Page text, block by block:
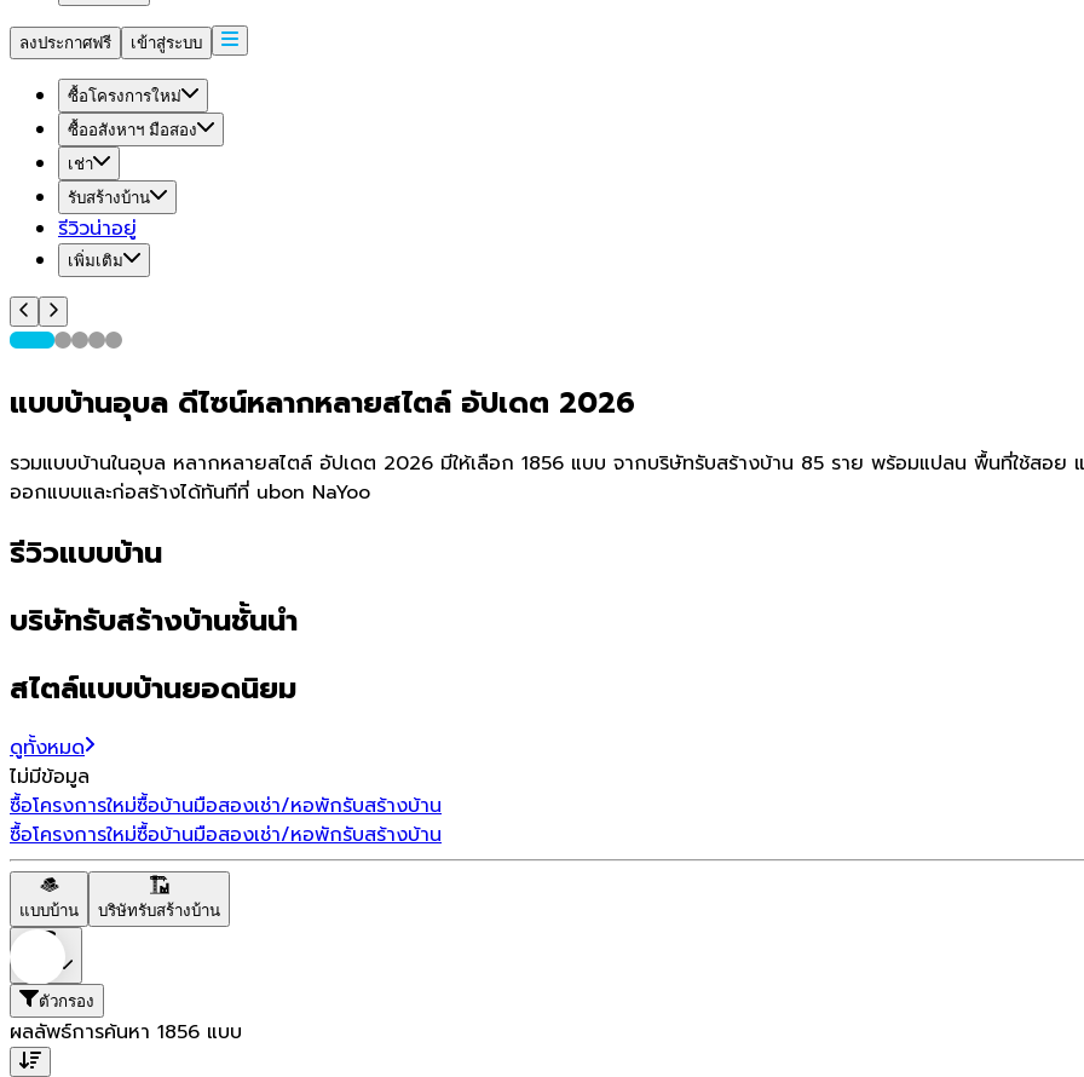
ลงประกาศฟรี เข้าสู่ระบบ
ซื้อโครงการใหม่
ซื้ออสังหาฯ มือสอง
เช่า
รับสร้างบ้าน
รีวิวน่าอยู่
เพิ่มเติม
แบบบ้านอุบล ดีไซน์หลากหลายสไตล์ อัปเดต 2026
รวมแบบบ้านในอุบล หลากหลายสไตล์ อัปเดต 2026 มีให้เลือก 1856 แบบ จากบริษัทรับสร้างบ้าน 85 ราย พร้อมแปลน พื้นที่ใช้สอย แ
ออกแบบและก่อสร้างได้ทันทีที่ ubon NaYoo
รีวิวแบบบ้าน
บริษัทรับสร้างบ้านชั้นนำ
สไตล์แบบบ้านยอดนิยม
ดูทั้งหมด
ไม่มีข้อมูล
ซื้อโครงการใหม่ซื้อบ้านมือสองเช่า/หอพักรับสร้างบ้าน
ซื้อโครงการใหม่ซื้อบ้านมือสองเช่า/หอพักรับสร้างบ้าน
แบบบ้าน บริษัทรับสร้างบ้าน
ตัวกรอง
ผลลัพธ์การค้นหา 1856 แบบ